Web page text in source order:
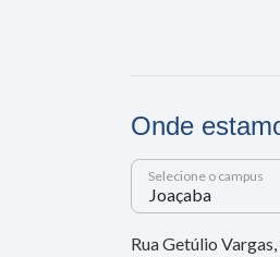
Onde
Selecione o campus
Rua Getúlio